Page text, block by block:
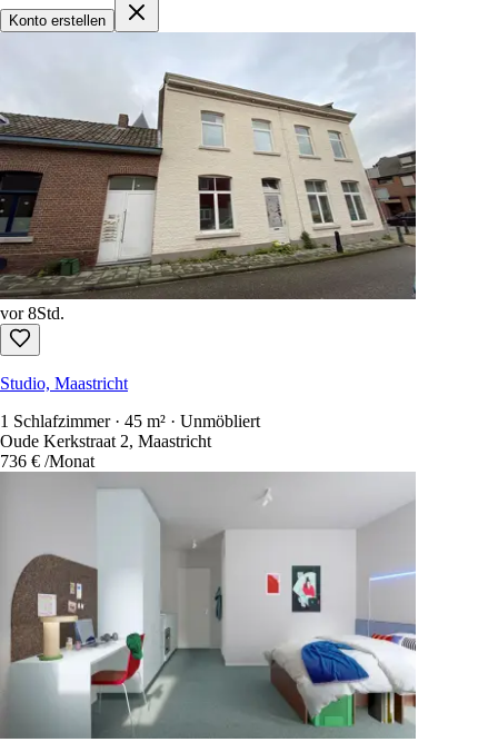
Konto erstellen
vor 8Std.
Studio, Maastricht
1 Schlafzimmer · 45 m² · Unmöbliert
Oude Kerkstraat 2, Maastricht
736 € /Monat